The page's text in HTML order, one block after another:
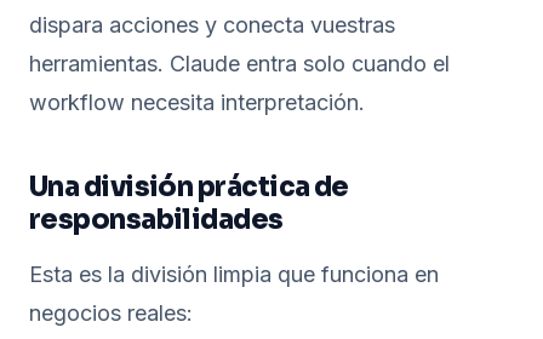
dispara acciones y conecta vuestras
herramientas. Claude entra solo cuando el
workflow necesita interpretación.
Una división práctica de
responsabilidades
Esta es la división limpia que funciona en
negocios reales: